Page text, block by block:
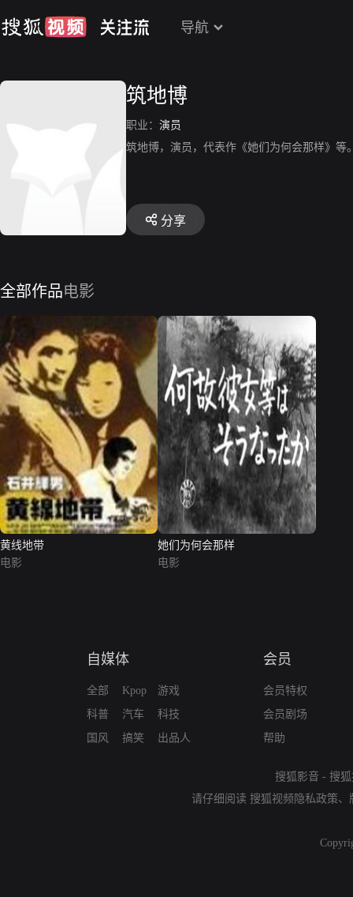
导航
筑地博
职业： 演员
筑地博，演员，代表作《她们为何会那样》等
分享
全部作品电影
黄线地带
电影
她们为何会那样
电影
自媒体
全部
科普
国风
Kpop
汽车
搞笑
游戏
科技
出品人
会员
会员特权
会员剧场
帮助
搜狐影音 - 搜
请仔细阅读 搜狐视频隐私政策、